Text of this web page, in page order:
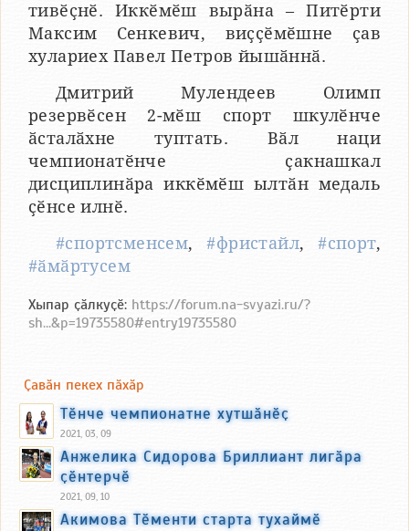
тивӗҫнӗ. Иккӗмӗш вырӑна – Питӗрти
Максим Сенкевич, виҫҫӗмӗшне ҫав
хулариех Павел Петров йышӑннӑ.
Дмитрий Мулендеев Олимп
резервӗсен 2-мӗш спорт шкулӗнче
ӑсталӑхне туптать. Вӑл наци
чемпионатӗнче ҫакнашкал
дисциплинӑра иккӗмӗш ылтӑн медаль
ҫӗнсе илнӗ.
#спортсменсем,#фристайл,#спорт,
#ӑмӑртусем
Хыпар ҫӑлкуҫӗ: https://forum.na-svyazi.ru/?
sh...&p=19735580#entry19735580
Ҫавӑн пекех пӑхӑр
Тӗнче чемпионатне хутшӑнӗҫ
2021, 03, 09
Анжелика Сидорова Бриллиант лигӑра
ҫӗнтерчӗ
2021, 09, 10
Акимова Тӗменти старта тухаймӗ